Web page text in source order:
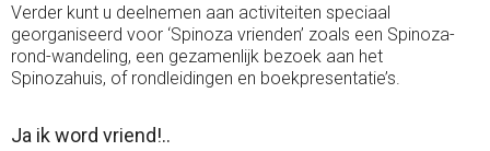
Verder kunt u deelnemen aan activiteiten speciaal
georganiseerd voor ‘Spinoza vrienden’ zoals een Spinoza-
rond-wandeling, een gezamenlijk bezoek aan het
Spinozahuis, of rondleidingen en boekpresentatie’s.
Ja ik word vriend!..